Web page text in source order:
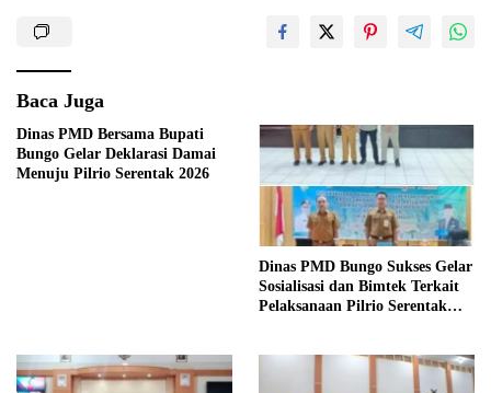
Baca Juga
Dinas PMD Bersama Bupati
Bungo Gelar Deklarasi Damai
Menuju Pilrio Serentak 2026
Dinas PMD Bungo Sukses Gelar
Sosialisasi dan Bimtek Terkait
Pelaksanaan Pilrio Serentak